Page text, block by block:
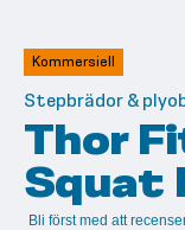
av
bildgalleriet
Kommersiell
Stepbrädor &
Thor
Squat
Bli först med att